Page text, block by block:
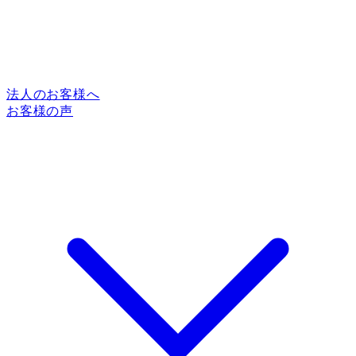
法人のお客様へ
お客様の声